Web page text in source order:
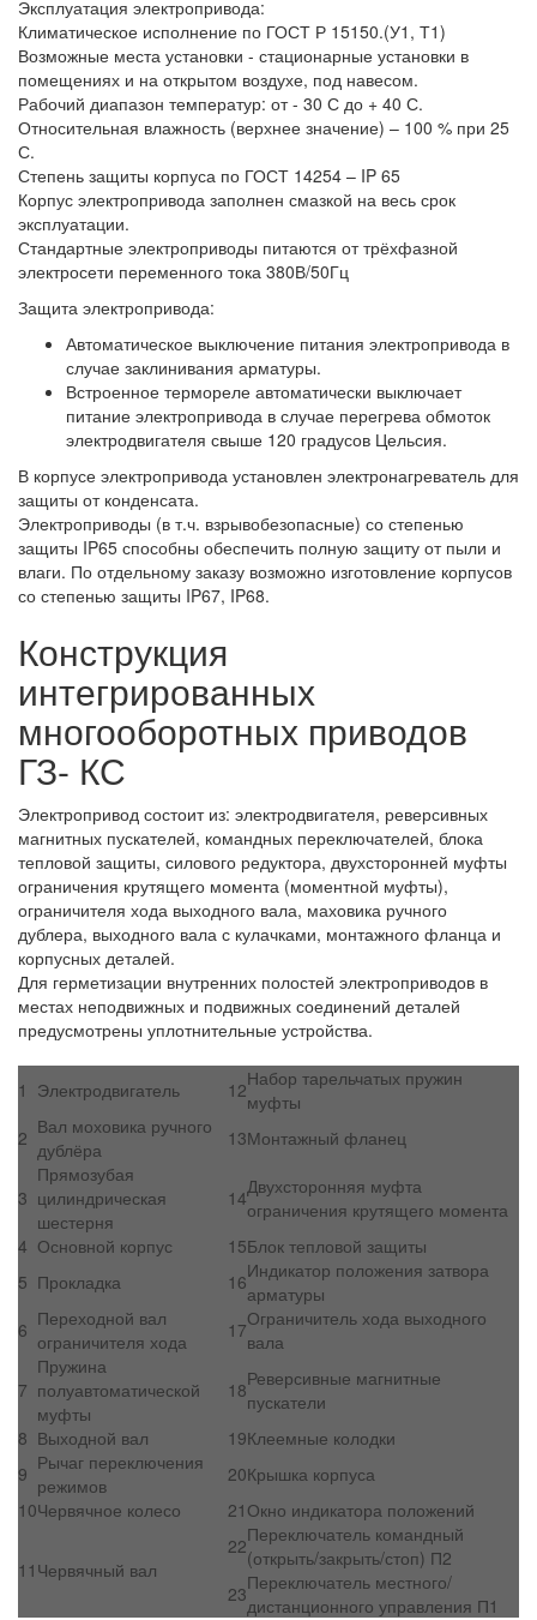
Эксплуатация электропривода:
Климатическое исполнение по ГОСТ Р 15150.(У1, Т1)
Возможные места установки - стационарные установки в
помещениях и на открытом воздухе, под навесом.
Рабочий диапазон температур: от - 30 С до + 40 С.
Относительная влажность (верхнее значение) – 100 % при 25
С.
Степень защиты корпуса по ГОСТ 14254 – IP 65
Корпус электропривода заполнен смазкой на весь срок
эксплуатации.
Стандартные электроприводы питаются от трёхфазной
электросети переменного тока 380В/50Гц
Защита электропривода:
Автоматическое выключение питания электропривода в
случае заклинивания арматуры.
Встроенное термореле автоматически выключает
питание электропривода в случае перегрева обмоток
электродвигателя свыше 120 градусов Цельсия.
В корпусе электропривода установлен электронагреватель для
защиты от конденсата.
Электроприводы (в т.ч. взрывобезопасные) со степенью
защиты IP65 способны обеспечить полную защиту от пыли и
влаги. По отдельному заказу возможно изготовление корпусов
со степенью защиты IP67, IP68.
Конструкция
интегрированных
многооборотных приводов
ГЗ- КС
Электропривод состоит из: электродвигателя, реверсивных
магнитных пускателей, командных переключателей, блока
тепловой защиты, силового редуктора, двухсторонней муфты
ограничения крутящего момента (моментной муфты),
ограничителя хода выходного вала, маховика ручного
дублера, выходного вала с кулачками, монтажного фланца и
корпусных деталей.
Для герметизации внутренних полостей электроприводов в
местах неподвижных и подвижных соединений деталей
предусмотрены уплотнительные устройства.
1 Электродвигатель 12Набор тарельчатых пружин
муфты
2 Вал моховика ручного
дублёра
13Монтажный фланец
3
Прямозубая
цилиндрическая
шестерня
14Двухсторонняя муфта
ограничения крутящего момента
4 Основной корпус 15Блок тепловой защиты
5 Прокладка 16Индикатор положения затвора
арматуры
6 Переходной вал
ограничителя хода
17Ограничитель хода выходного
вала
7
Пружина
полуавтоматической
муфты
18Реверсивные магнитные
пускатели
8 Выходной вал 19Клеемные колодки
9 Рычаг переключения
режимов
20Крышка корпуса
10Червячное колесо 21 Окно индикатора положений
11 Червячный вал
22Переключатель командный
(открыть/закрыть/стоп) П2
23Переключатель местного/
дистанционного управления П1